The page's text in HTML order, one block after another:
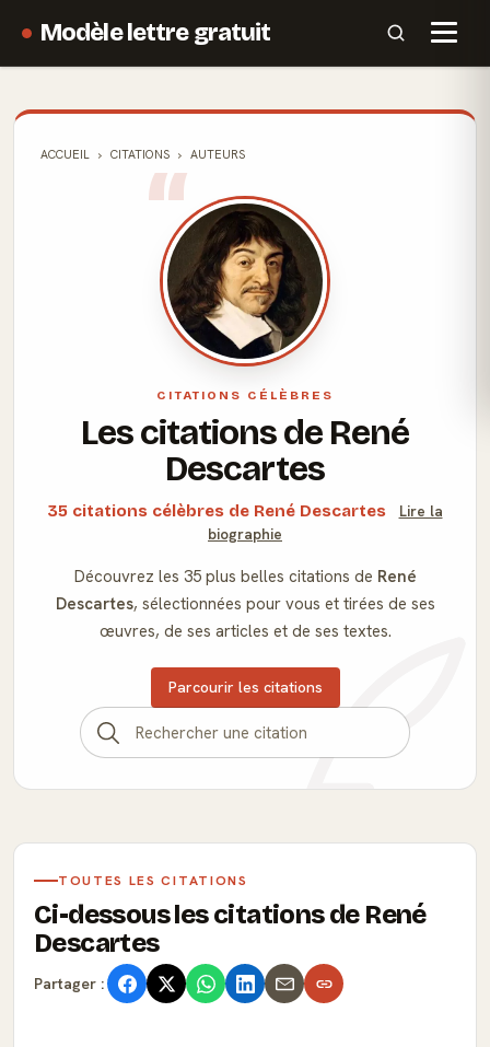
Modèle lettre gratuit
ACCUEIL CITATIONS AUTEURS
CITATIONS CÉLÈBRES
Les citations de René
Descartes
35 citations célèbres de René Descartes
Lire la
biographie
Découvrez les 35 plus belles citations de René
Descartes, sélectionnées pour vous et tirées de ses
œuvres, de ses articles et de ses textes.
Parcourir les citations
TOUTES LES CITATIONS
Ci-dessous les citations de René
Descartes
Partager :